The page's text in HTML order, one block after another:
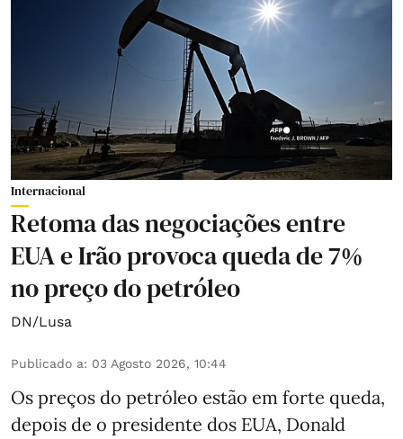
Internacional
Retoma das negociações entre
EUA e Irão provoca queda de 7%
no preço do petróleo
DN/Lusa
Publicado a: 03 Agosto 2026, 10:44
Os preços do petróleo estão em forte queda,
depois de o presidente dos EUA, Donald